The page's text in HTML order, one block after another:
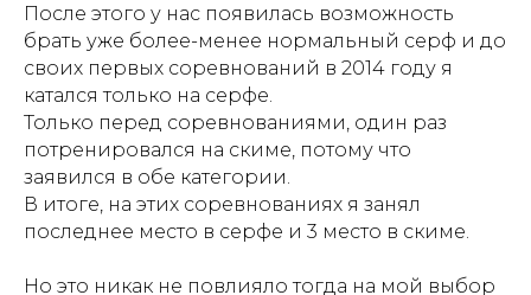
После этого у нас появилась возможность
брать уже более-менее нормальный серф и до
своих первых соревнований в 2014 году я
катался только на серфе.
Только перед соревнованиями, один раз
потренировался на скиме, потому что
заявился в обе категории.
В итоге, на этих соревнованиях я занял
последнее место в серфе и 3 место в скиме.
Но это никак не повлияло тогда на мой выбор